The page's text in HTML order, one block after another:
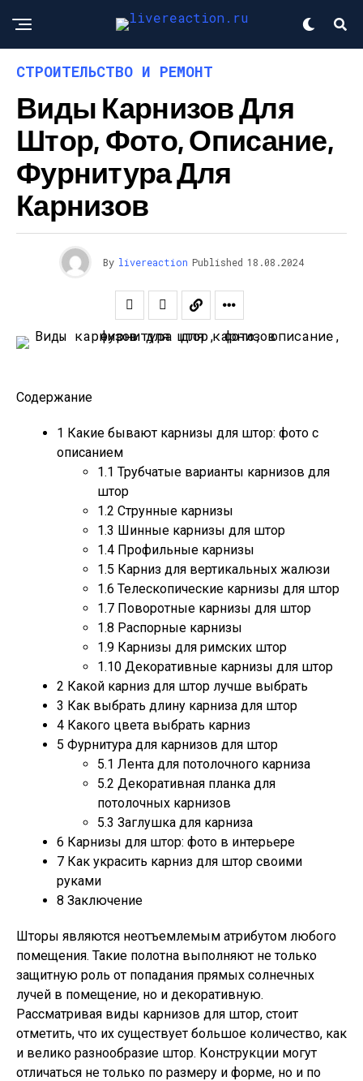
СТРОИТЕЛЬСТВО И РЕМОНТ
Виды Карнизов Для
Штор, Фото, Описание,
Фурнитура Для
Карнизов
By livereaction Published 18.08.2024
Содержание
1 Какие бывают карнизы для штор: фото с
описанием
1.1 Трубчатые варианты карнизов для
штор
1.2 Струнные карнизы
1.3 Шинные карнизы для штор
1.4 Профильные карнизы
1.5 Карниз для вертикальных жалюзи
1.6 Телескопические карнизы для штор
1.7 Поворотные карнизы для штор
1.8 Распорные карнизы
1.9 Карнизы для римских штор
1.10 Декоративные карнизы для штор
2 Какой карниз для штор лучше выбрать
3 Как выбрать длину карниза для штор
4 Какого цвета выбрать карниз
5 Фурнитура для карнизов для штор
5.1 Лента для потолочного карниза
5.2 Декоративная планка для
потолочных карнизов
5.3 Заглушка для карниза
6 Карнизы для штор: фото в интерьере
7 Как украсить карниз для штор своими
руками
8 Заключение
Шторы являются неотъемлемым атрибутом любого
помещения. Такие полотна выполняют не только
защитную роль от попадания прямых солнечных
лучей в помещение, но и декоративную.
Рассматривая виды карнизов для штор, стоит
отметить, что их существует большое количество, как
и велико разнообразие штор. Конструкции могут
отличаться не только по размеру и форме, но и по